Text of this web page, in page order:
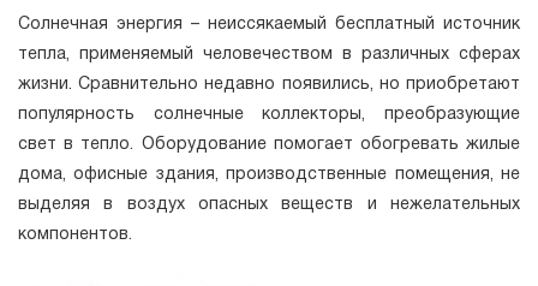
Солнечная энергия – неиссякаемый бесплатный источник
тепла, применяемый человечеством в различных сферах
жизни. Сравнительно недавно появились, но приобретают
популярность солнечные коллекторы, преобразующие
свет в тепло. Оборудование помогает обогревать жилые
дома, офисные здания, производственные помещения, не
выделяя в воздух опасных веществ и нежелательных
компонентов.